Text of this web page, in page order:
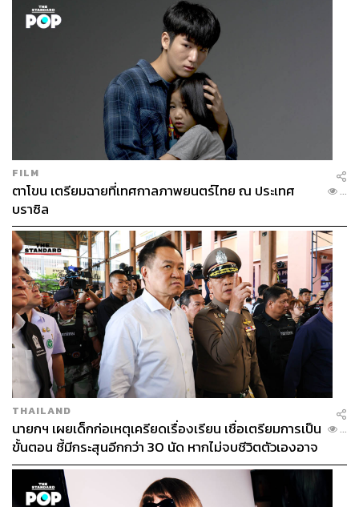
FILM
ตาโขน เตรียมฉายที่เทศกาลภาพยนตร์ไทย ณ ประเทศ
บราซิล
...
THAILAND
นายกฯ เผยเด็กก่อเหตุเครียดเรื่องเรียน เชื่อเตรียมการเป็น
ขั้นตอน ชี้มีกระสุนอีกกว่า 30 นัด หากไม่จบชีวิตตัวเองอาจ
สูญเสียเพิ่ม
...